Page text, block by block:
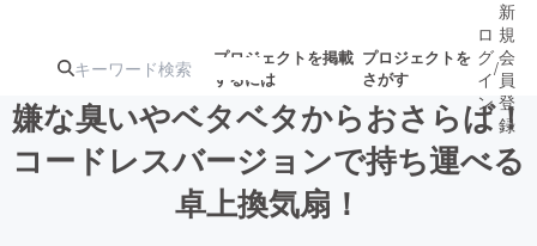
プロジェクトを掲載
するには
プロジェクトを
さがす
注目の新着プロ募集終了が近いプ
ロ
グ
イ
ン
/
新
規
会
員
登
録
嫌な臭いやベタベタからおさらば！
コードレスバージョンで持ち運べる
卓上換気扇！